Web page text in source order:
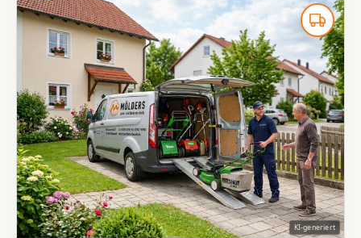
KI-generiert